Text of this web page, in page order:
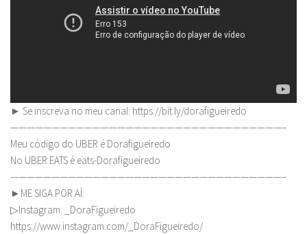
► Se inscreva no meu canal: https://bit.ly/dorafigueiredo
—————————————————————————————————–
Meu código do UBER é Dorafigueiredo
No UBER EATS é eats-Dorafigueiredo
—————————————————————————————————–
►ME SIGA POR AÍ:
▷Instagram: _DoraFigueiredo
https://www.instagram.com/_DoraFigueiredo/